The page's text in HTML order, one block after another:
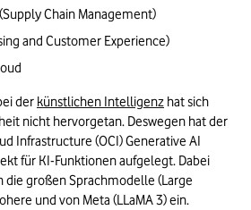
Chain Management)
and Customer Experience)
der künstlichen Intelligenz hat sich
nicht hervorgetan. Deswegen hat der
Infrastructure (OCI) Generative AI
für KI-Funktionen aufgelegt. Dabei
großen Sprachmodelle (Large
und von Meta (LLaMA 3) ein.